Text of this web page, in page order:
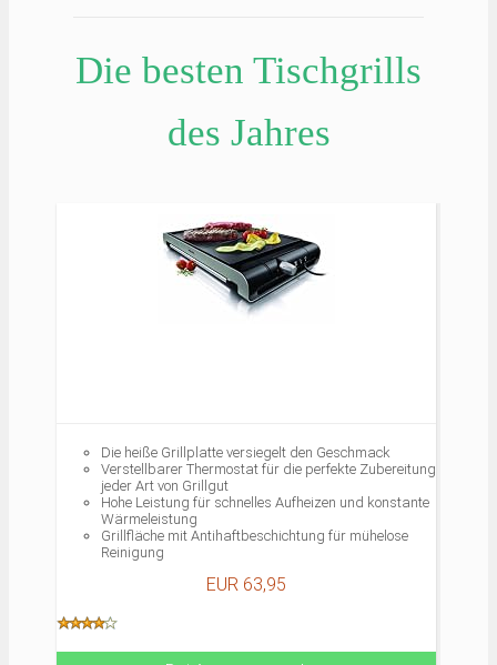
Die besten Tischgrills
des Jahres
Die heiße Grillplatte versiegelt den Geschmack
Verstellbarer Thermostat für die perfekte Zubereitung
jeder Art von Grillgut
Hohe Leistung für schnelles Aufheizen und konstante
Wärmeleistung
Grillfläche mit Antihaftbeschichtung für mühelose
Reinigung
abnehmbaren Behälter geleitet
EUR 63,95